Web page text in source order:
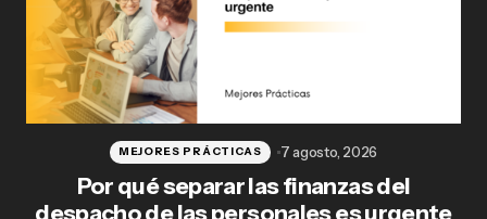
Por qué separar las finanzas del
despacho de las personales es urgente
MEJORES PRÁCTICAS 7 agosto, 2026